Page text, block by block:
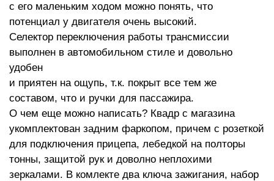
с его маленьким ходом можно понять, что
потенциал у двигателя очень высокий.
Селектор переключения работы трансмиссии
выполнен в автомобильном стиле и довольно
удобен
и приятен на ощупь, т.к. покрыт все тем же
составом, что и ручки для пассажира.
О чем еще можно написать? Квадр с магазина
укомплектован задним фаркопом, причем с розеткой
для подключения прицепа, лебедкой на полторы
тонны, защитой рук и доволно неплохими
зеркалами. В комлекте два ключа зажигания, набор